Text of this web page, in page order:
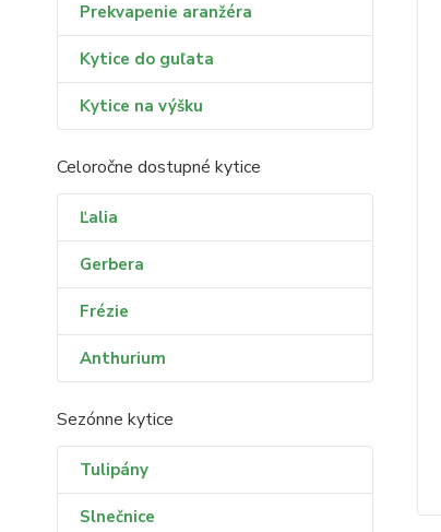
Prekvapenie aranžéra
Kytice do guľata
Kytice na výšku
Celoročne dostupné kytice
Ľalia
Gerbera
Frézie
Anthurium
Sezónne kytice
Tulipány
Slnečnice